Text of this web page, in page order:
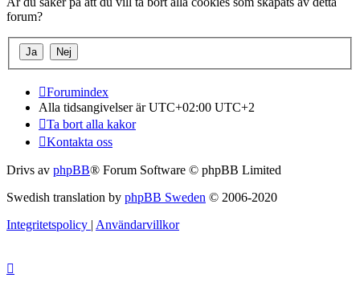
forum?
Forumindex
Alla tidsangivelser är UTC+02:00 UTC+2
Ta bort alla kakor
Kontakta oss
Drivs av phpBB® Forum Software © phpBB Limited
Swedish translation by phpBB Sweden © 2006-2020
Integritetspolicy | Användarvillkor